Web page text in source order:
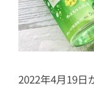
2022年4月19日